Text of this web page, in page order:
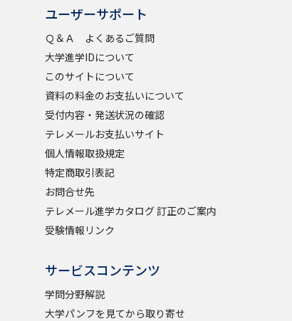
学問検索
学問の教科書 夢ナビライブ
このサイトについて
況の確認 テレメール
ユーザーサポート
Ｑ＆Ａ よくあるご質問
大学進学IDについて
このサイトについて
資料の料金のお支払いについて
受付内容・発送状況の確認
テレメールお支払いサイト
個人情報取扱規定
特定商取引表記
お問合せ先
テレメール進学カタログ 訂正のご案内
受験情報リンク
サービスコンテンツ
学問分野解説
大学パンフを見てから取り寄せ